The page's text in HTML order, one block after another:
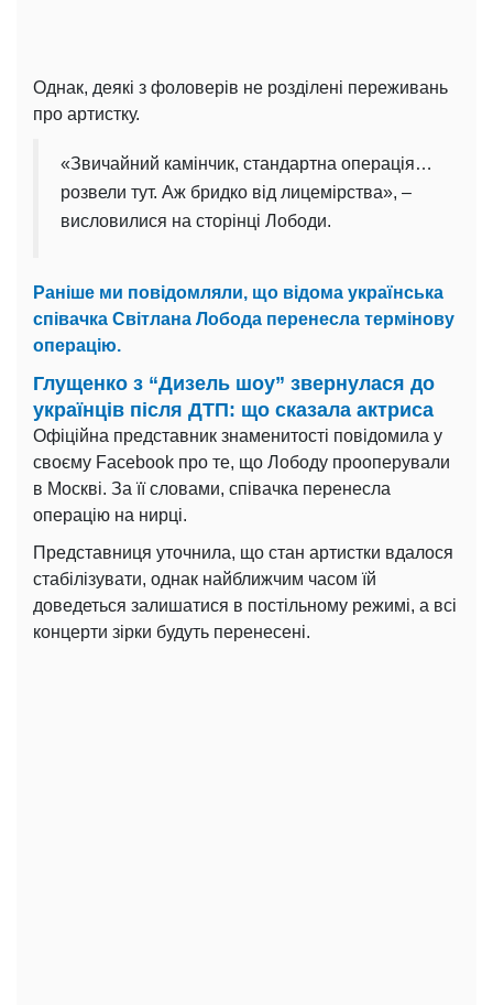
Однак, деякі з фоловерів не розділені переживань
про артистку.
«Звичайний камінчик, стандартна операція…
розвели тут. Аж бридко від лицемірства», –
висловилися на сторінці Лободи.
Раніше ми повідомляли, що відома українська
співачка Світлана Лобода перенесла термінову
операцію.
Глущенко з “Дизель шоу” звернулася до
українців після ДТП: що сказала актриса
Офіційна представник знаменитості повідомила у
своєму Facebook про те, що Лободу прооперували
в Москві. За її словами, співачка перенесла
операцію на нирці.
Представниця уточнила, що стан артистки вдалося
стабілізувати, однак найближчим часом їй
доведеться залишатися в постільному режимі, а всі
концерти зірки будуть перенесені.